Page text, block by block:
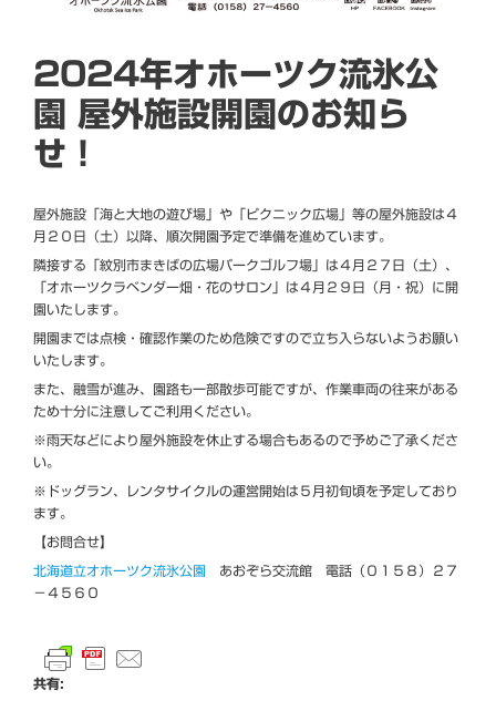
2024年オホーツク流氷公
園 屋外施設開園のお知ら
せ！
屋外施設「海と大地の遊び場」や「ピクニック広場」等の屋外施設は４
月２０日（土）以降、順次開園予定で準備を進めています。
隣接する「紋別市まきばの広場パークゴルフ場」は４月２７日（土）、
「オホーツクラベンダー畑・花のサロン」は４月２９日（月・祝）に開
園いたします。
開園までは点検・確認作業のため危険ですので立ち入らないようお願い
いたします。
また、融雪が進み、園路も一部散歩可能ですが、作業車両の往来がある
ため十分に注意してご利用ください。
※雨天などにより屋外施設を休止する場合もあるので予めご了承くださ
い。
※ドッグラン、レンタサイクルの運営開始は５月初旬頃を予定しており
ます。
【お問合せ】
北海道立オホーツク流氷公園 あおぞら交流館 電話（０１５８）２７
－４５６０
共有: